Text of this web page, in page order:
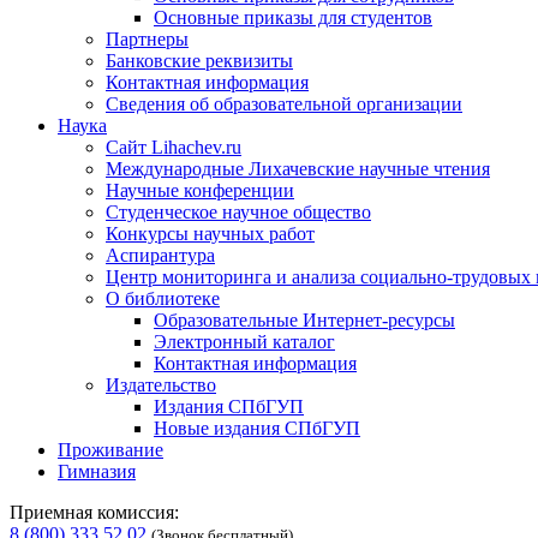
Основные приказы для студентов
Партнеры
Банковские реквизиты
Контактная информация
Сведения об образовательной организации
Наука
Сайт Lihachev.ru
Международные Лихачевские научные чтения
Научные конференции
Студенческое научное общество
Конкурсы научных работ
Аспирантура
Центр мониторинга и анализа социально-трудовых
О библиотеке
Образовательные Интернет-ресурсы
Электронный каталог
Контактная информация
Издательство
Издания СПбГУП
Новые издания СПбГУП
Проживание
Гимназия
Приемная комиссия:
8 (800) 333 52 02